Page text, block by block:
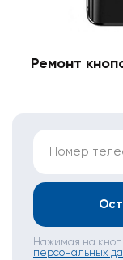
Ремонт
Номер
Нажимая на
персональных